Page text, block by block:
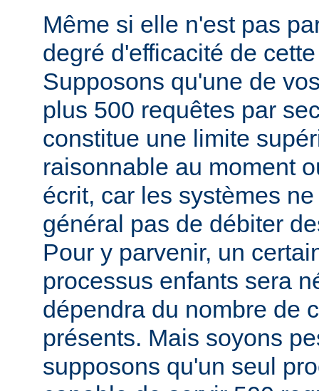
Même si elle n'est pas
degré d'efficacité de
Supposons qu'une de
plus 500 requêtes par
constitue une limite
raisonnable au moment
écrit, car les systèmes
général pas de débiter
Pour y parvenir, un
processus enfants sera
dépendra du nombre de
présents. Mais soyons
supposons qu'un seul